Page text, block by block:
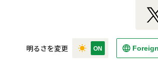
明るさを変更